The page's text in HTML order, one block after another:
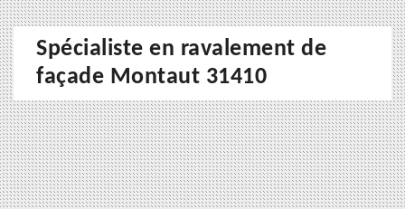
Spécialiste en ravalement de
façade Montaut 31410